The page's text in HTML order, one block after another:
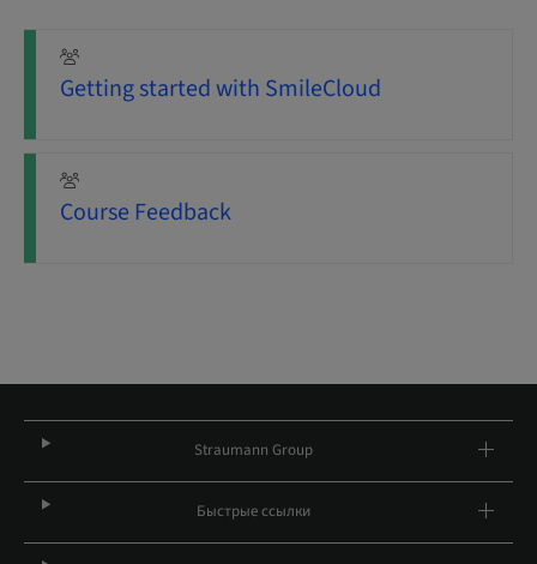
Getting started with SmileCloud
Course Feedback
Straumann Group
Быстрые ссылки